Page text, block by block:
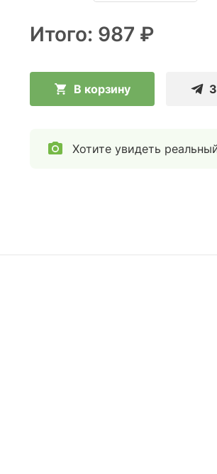
Итого: 987 ₽
В корзину
Хотите увидеть